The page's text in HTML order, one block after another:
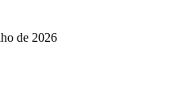
de 2026